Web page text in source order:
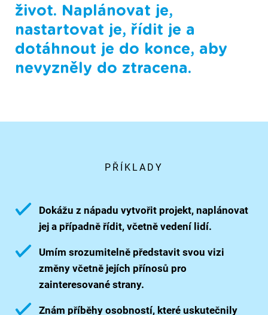
život. Naplánovat je,
nastartovat je, řídit je a
dotáhnout je do konce, aby
nevyzněly do ztracena.
PŘÍKLADY
Dokážu z nápadu vytvořit projekt, naplánovat
jej a případně řídit, včetně vedení lidí.
Umím srozumitelně představit svou vizi
změny včetně jejích přínosů pro
zainteresované strany.
Znám příběhy osobností, které uskutečnily